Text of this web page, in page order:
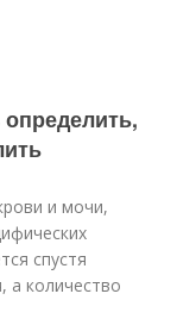
определить,
и мочи,
спустя
а количество